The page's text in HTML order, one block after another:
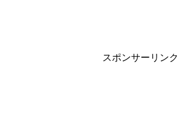
スポンサーリンク